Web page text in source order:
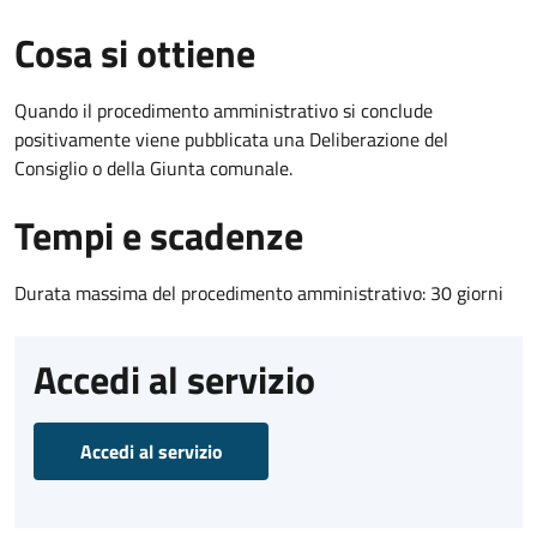
Cosa si ottiene
Quando il procedimento amministrativo si conclude
positivamente viene pubblicata una Deliberazione del
Consiglio o della Giunta comunale.
Tempi e scadenze
Durata massima del procedimento amministrativo: 30 giorni
Accedi al servizio
Accedi al servizio